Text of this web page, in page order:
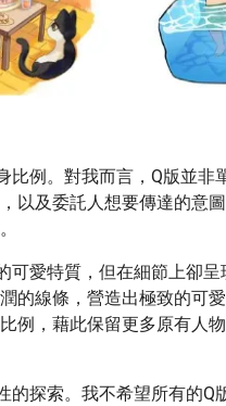
例。對我而言，Q版並非
以及委託人想要傳達的意
愛特質，但在細節上卻
的線條，營造出極致的可
例，藉此保留更多原有人
探索。我不希望所有的Q